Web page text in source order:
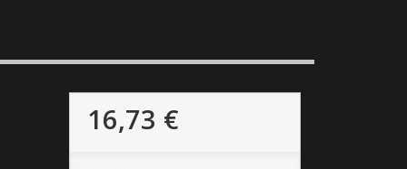
16,73 €